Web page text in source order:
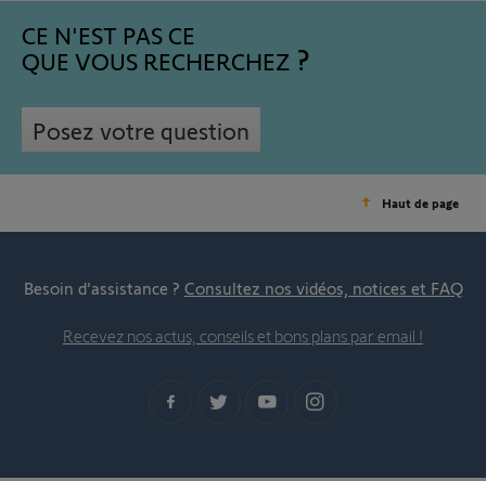
CE N'EST PAS CE
QUE VOUS RECHERCHEZ
Posez votre question
Haut de page
Besoin d’assistance ? Consultez nos vidéos, notices et FAQ
Recevez nos actus, conseils et bons plans par email !